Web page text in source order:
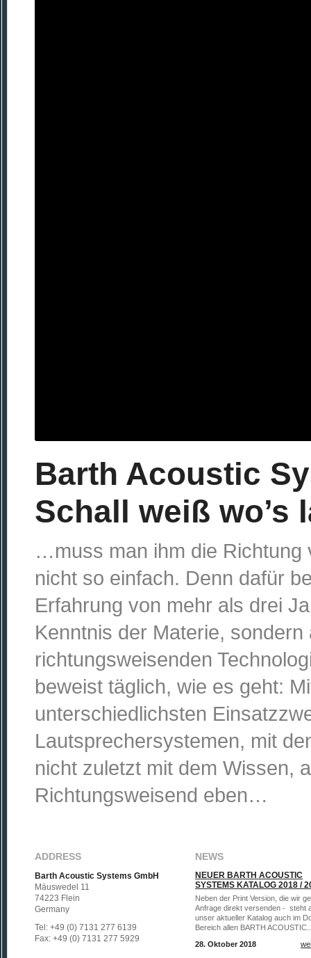
Barth Acoustic
Schall weiß wo’s
…muss man ihm die Richtung
nicht so einfach. Denn dafür
Erfahrung von mehr als drei
Kenntnis der Materie,
richtungsweisenden
beweist täglich, wie es geht:
unterschiedlichsten
Lautsprechersystemen, mit
nicht zuletzt mit dem Wissen,
Richtungsweisend eben…
ADDRESS
Barth Acoustic Systems GmbH
Mäuswedel 11
74223 Flein
Germany
Tel: +49 (0) 7131 277 6139
Fax: +49 (0) 7131 277 5929
NEWS
NEUER BARTH ACOUSTIC
SYSTEMS KATALOG 2018 /
Neben der Print Version, die wir
Anfrage direkt versenden - steht
unser aktueller Katalog auch im
Bereich allen BARTH
28. Oktober 2018